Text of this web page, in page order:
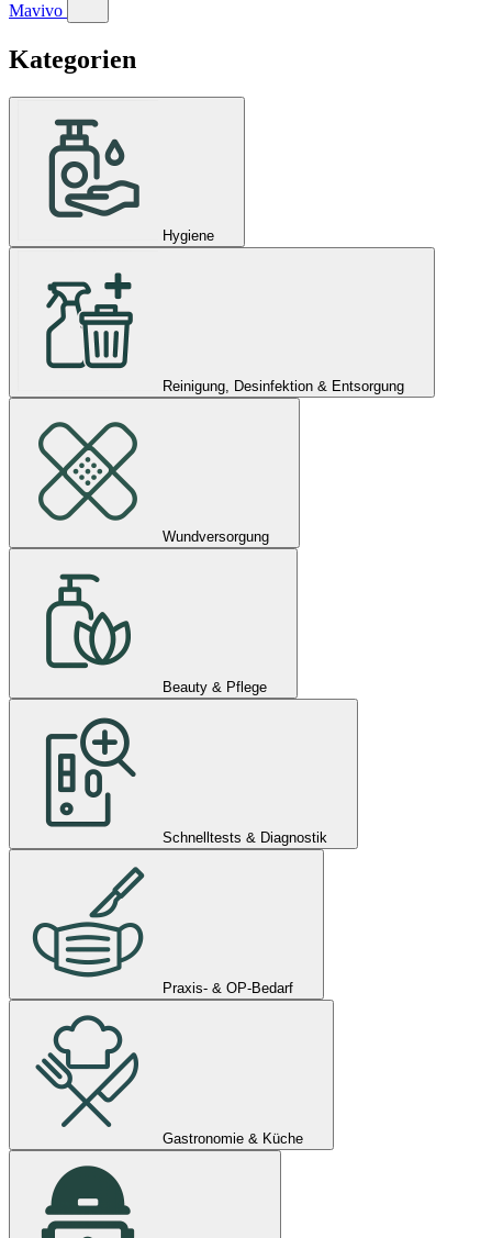
Mavivo
Kategorien
Hygiene
Reinigung, Desinfektion & Entsorgung
Wundversorgung
Beauty & Pflege
Schnelltests & Diagnostik
Praxis- & OP-Bedarf
Gastronomie & Küche